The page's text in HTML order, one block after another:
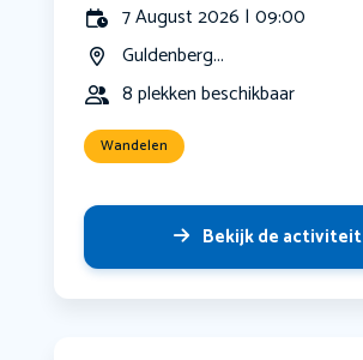
7 August 2026 | 09:00
Guldenberg...
8 plekken beschikbaar
Wandelen
Bekijk de activiteit